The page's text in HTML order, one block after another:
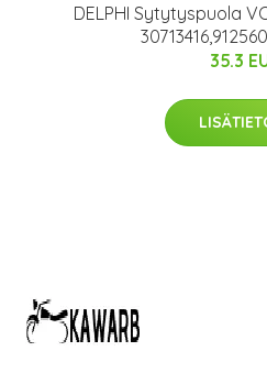
DELPHI Sytytyspuola
35.3